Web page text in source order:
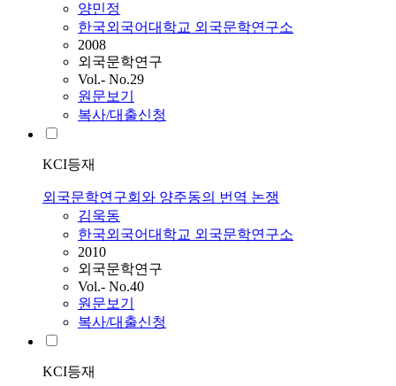
양민정
한국외국어대학교 외국문학연구소
2008
외국문학연구
Vol.- No.29
원문보기
복사/대출신청
KCI등재
외국문학연구회와 양주동의 번역 논쟁
김욱동
한국외국어대학교 외국문학연구소
2010
외국문학연구
Vol.- No.40
원문보기
복사/대출신청
KCI등재